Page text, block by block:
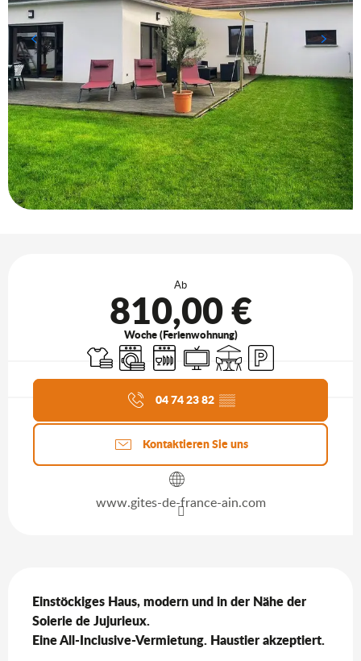
Ab
810,00 €
Woche (Ferienwohnung)
Bettwäsche und Laken
Waschmaschine
Geschirrspülmaschine
FernsehenTerrasseParkplatz
Aktuelle Agenda
04 74 23 82 ▒▒
Kontaktieren Sie uns
www.gites-de-france-ain.com
Einstöckiges Haus, modern und in der Nähe der
Soierie de Jujurieux.
Eine All-Inclusive-Vermietung. Haustier akzeptiert.